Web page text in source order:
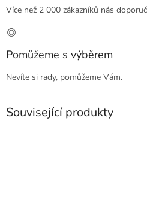
Více než 2 000 zákazníků nás
Pomůžeme s výběrem
Nevíte si rady, pomůžeme Vám.
Související produkty